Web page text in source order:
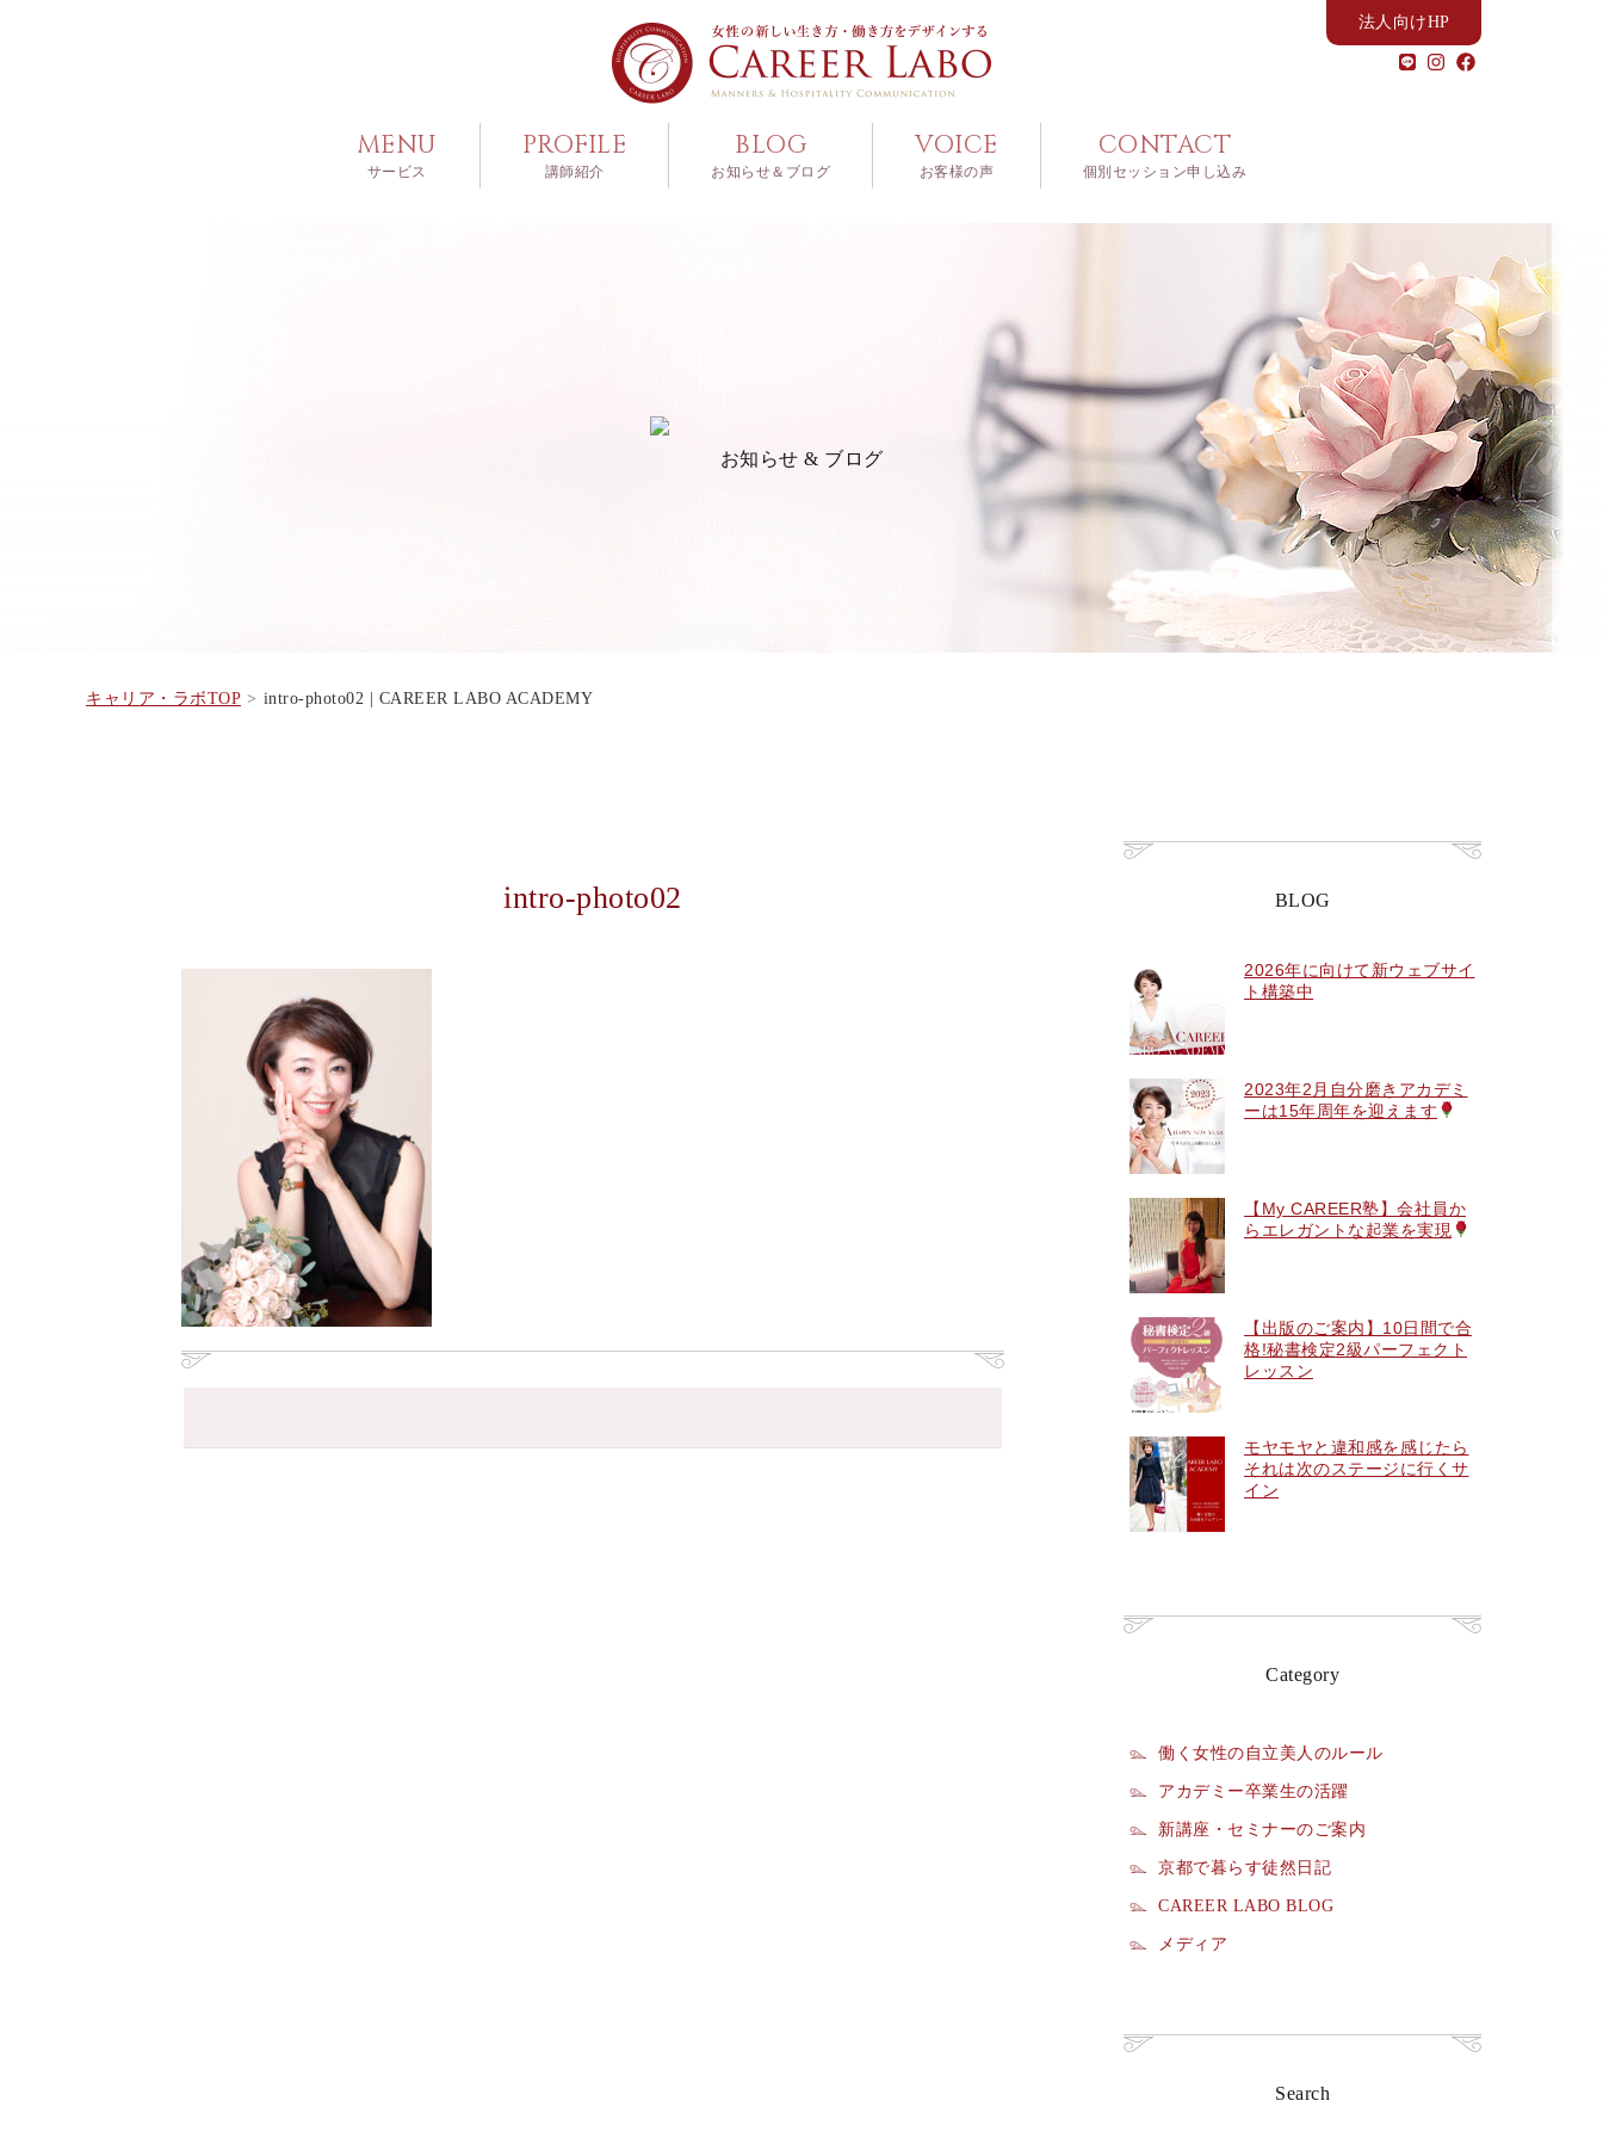
法人向けHP
MENU
サービス
PROFILE
講師紹介
BLOG
お知らせ＆ブログ
VOICE
お客様の声
CONTACT
個別セッション申し込み
お知らせ & ブログ
キャリア・ラボTOP intro-photo02 | CAREER LABO ACADEMY
intro-photo02 BLOG
2026年に向けて新ウェブサイ
ト構築中
2023年2月自分磨きアカデミ
ーは15年周年を迎えます
【My CAREER塾】会社員か
らエレガントな起業を実現
【出版のご案内】10日間で合
格!秘書検定2級パーフェクト
レッスン
モヤモヤと違和感を感じたら
それは次のステージに行くサ
イン
Category
働く女性の自立美人のルール
アカデミー卒業生の活躍
新講座・セミナーのご案内
京都で暮らす徒然日記
CAREER LABO BLOG
メディア
Search